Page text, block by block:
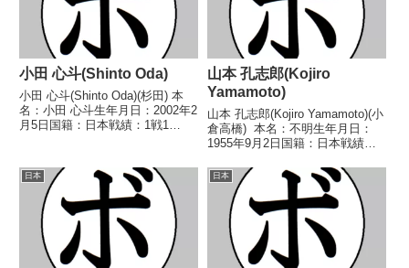
小田 心斗(Shinto Oda)
小田 心斗(Shinto Oda)(杉田) 本
名：小田 心斗生年月日：2002年2
月5日国籍：日本戦績：1戦1
圭市(中日) 【補足情報】・岩手県
久慈市出身。・2024...
山本 孔志郎(Kojiro
Yamamoto)
山本 孔志郎(Kojiro Yamamoto)(小
倉高橋) 本名：不明生年月日：
1955年9月2日国籍：日本戦績：
ル】1980年度西部日本スーパー
バンタム級新人王 【戦歴】
1979/06/14 ○...
日本 日本